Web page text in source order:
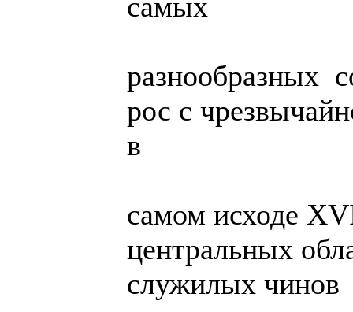
разнообразных
рос с
в
самом исходе
центральных
служилых чинов